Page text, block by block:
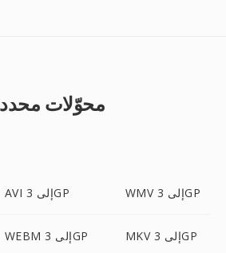
محوّلات
AVI إلى 3GP WMV إلى 3GP
WEBM إلى 3GP MKV إلى 3GP